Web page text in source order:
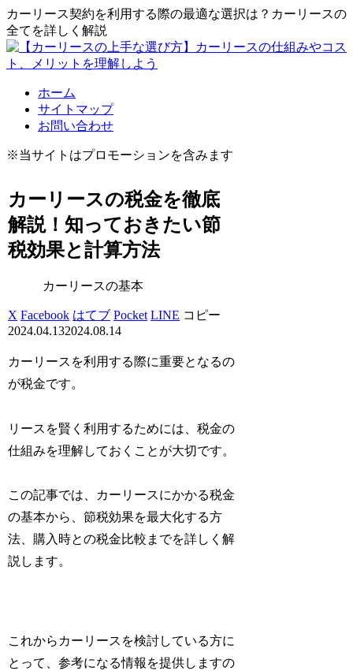
カーリース契約を利用する際の最適な選択は？カーリースの
全てを詳しく解説
ホーム
サイトマップ
お問い合わせ
※当サイトはプロモーションを含みます
カーリースの税金を徹底
解説！知っておきたい節
税効果と計算方法
カーリースの基本
X Facebook はてブ Pocket LINE コピー
2024.04.132024.08.14
カーリースを利用する際に重要となるの
が税金です。
リースを賢く利用するためには、税金の
仕組みを理解しておくことが大切です。
この記事では、カーリースにかかる税金
の基本から、節税効果を最大化する方
法、購入時との税金比較までを詳しく解
説します。
これからカーリースを検討している方に
とって、参考になる情報を提供しますの